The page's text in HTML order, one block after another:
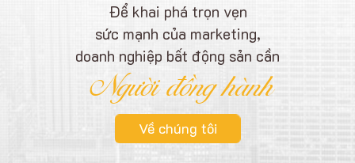
Để khai phá trọn vẹn
sức mạnh của marketing,
doanh nghiệp bất động sản cần
Người đồng hành
Về chúng tôi
❄
❄